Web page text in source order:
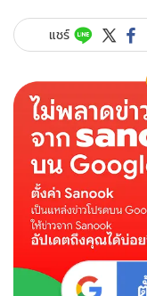
ใจ"
ถ่าย
คู่
คุณ
โดน
โฟกัส
ป้าย
ทะเบียน
เต็มๆ
แชร์